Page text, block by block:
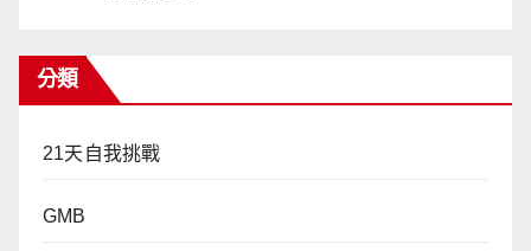
分類
21天自我挑戰
GMB